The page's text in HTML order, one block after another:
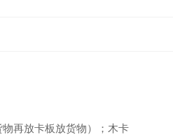
再放卡板放货物）；木卡